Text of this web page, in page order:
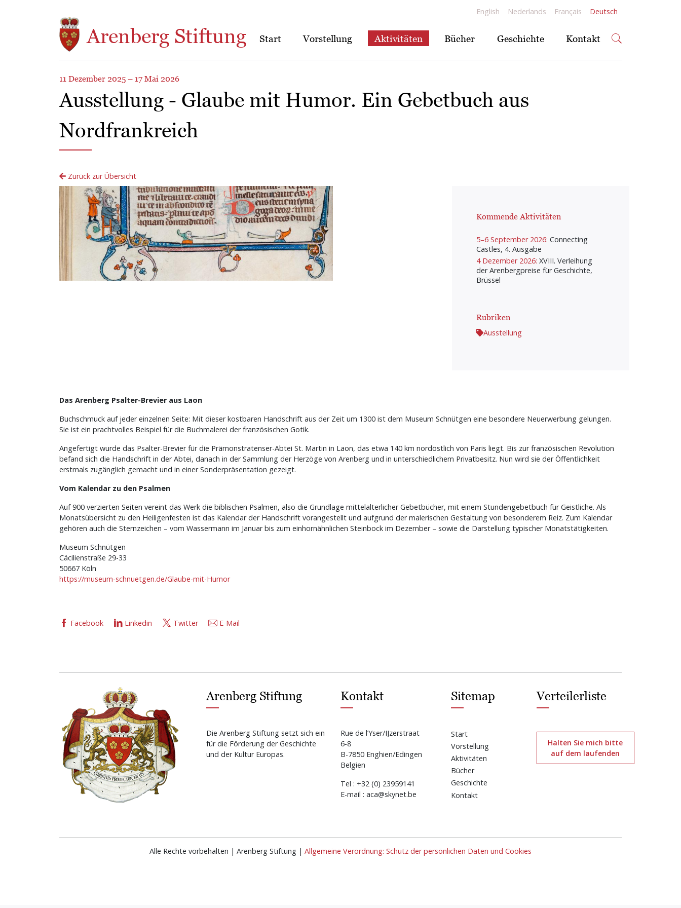
English Nederlands Français Deutsch
Arenberg Stiftung Start Vorstellung Aktivitäten Bücher Geschichte Kontakt
11 Dezember 2025 – 17 Mai 2026
Ausstellung - Glaube mit Humor. Ein Gebetbuch aus
Nordfrankreich
Zurück zur Übersicht
Kommende Aktivitäten
5–6 September 2026: Connecting
Castles, 4. Ausgabe
4 Dezember 2026: XVIII. Verleihung
der Arenbergpreise für Geschichte,
Brüssel
Rubriken
Ausstellung
Das Arenberg Psalter-Brevier aus Laon
Buchschmuck auf jeder einzelnen Seite: Mit dieser kostbaren Handschrift aus der Zeit um 1300 ist dem Museum Schnütgen eine besondere Neuerwerbung gelungen.
Sie ist ein prachtvolles Beispiel für die Buchmalerei der französischen Gotik.
Angefertigt wurde das Psalter-Brevier für die Prämonstratenser-Abtei St. Martin in Laon, das etwa 140 km nordöstlich von Paris liegt. Bis zur französischen Revolution
befand sich die Handschrift in der Abtei, danach in der Sammlung der Herzöge von Arenberg und in unterschiedlichem Privatbesitz. Nun wird sie der Öffentlichkeit
erstmals zugänglich gemacht und in einer Sonderpräsentation gezeigt.
Vom Kalendar zu den Psalmen
Auf 900 verzierten Seiten vereint das Werk die biblischen Psalmen, also die Grundlage mittelalterlicher Gebetbücher, mit einem Stundengebetbuch für Geistliche. Als
Monatsübersicht zu den Heiligenfesten ist das Kalendar der Handschrift vorangestellt und aufgrund der malerischen Gestaltung von besonderem Reiz. Zum Kalendar
gehören auch die Sternzeichen – vom Wassermann im Januar bis zum einhornähnlichen Steinbock im Dezember – sowie die Darstellung typischer Monatstätigkeiten.
Museum Schnütgen
Cäcilienstraße 29-33
50667 Köln
https://museum-schnuetgen.de/Glaube-mit-Humor
Facebook Linkedin Twitter E-Mail
Arenberg Stiftung
Die Arenberg Stiftung setzt sich ein
für die Förderung der Geschichte
und der Kultur Europas.
Kontakt
Rue de l’Yser/IJzerstraat
6-8
B-7850 Enghien/Edingen
Belgien
Tel : +32 (0) 23959141
E-mail : aca@skynet.be
Sitemap
Start
Vorstellung
Aktivitäten
Bücher
Geschichte
Kontakt
Verteilerliste
Halten Sie mich bitte
auf dem laufenden
Alle Rechte vorbehalten | Arenberg Stiftung | Allgemeine Verordnung: Schutz der persönlichen Daten und Cookies